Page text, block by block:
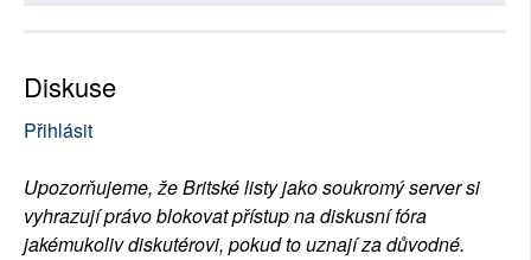
Diskuse
Přihlásit
Upozorňujeme, že Britské listy jako soukromý server si
vyhrazují právo blokovat přístup na diskusní fóra
jakémukoliv diskutérovi, pokud to uznají za důvodné.